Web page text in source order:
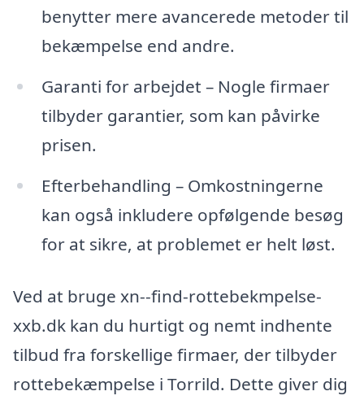
benytter mere avancerede metoder til
bekæmpelse end andre.
Garanti for arbejdet – Nogle firmaer
tilbyder garantier, som kan påvirke
prisen.
Efterbehandling – Omkostningerne
kan også inkludere opfølgende besøg
for at sikre, at problemet er helt løst.
Ved at bruge xn--find-rottebekmpelse-
xxb.dk kan du hurtigt og nemt indhente
tilbud fra forskellige firmaer, der tilbyder
rottebekæmpelse i Torrild. Dette giver dig